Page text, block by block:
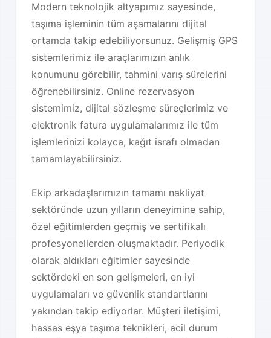
Modern teknolojik altyapımız sayesinde,
taşıma işleminin tüm aşamalarını dijital
ortamda takip edebiliyorsunuz. Gelişmiş GPS
sistemlerimiz ile araçlarımızın anlık
konumunu görebilir, tahmini varış sürelerini
öğrenebilirsiniz. Online rezervasyon
sistemimiz, dijital sözleşme süreçlerimiz ve
elektronik fatura uygulamalarımız ile tüm
işlemlerinizi kolayca, kağıt israfı olmadan
tamamlayabilirsiniz.
Ekip arkadaşlarımızın tamamı nakliyat
sektöründe uzun yılların deneyimine sahip,
özel eğitimlerden geçmiş ve sertifikalı
profesyonellerden oluşmaktadır. Periyodik
olarak aldıkları eğitimler sayesinde
sektördeki en son gelişmeleri, en iyi
uygulamaları ve güvenlik standartlarını
yakından takip ediyorlar. Müşteri iletişimi,
hassas eşya taşıma teknikleri, acil durum